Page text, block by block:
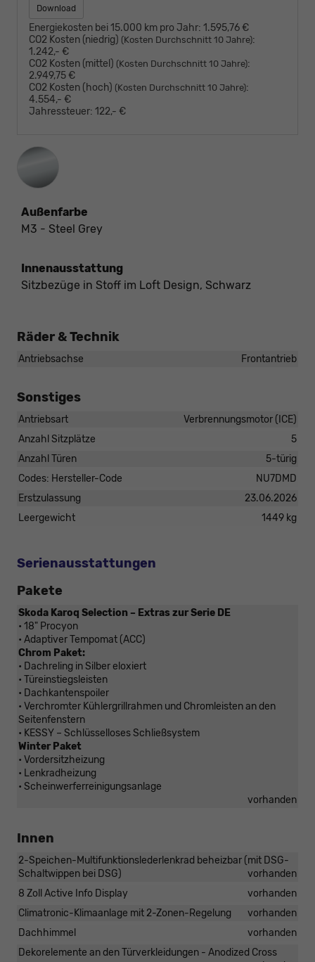
Download
Energiekosten bei 15.000 km pro Jahr: 1.595,76 €
CO2 Kosten (niedrig) (Kosten Durchschnitt 10 Jahre):
1.242,- €
CO2 Kosten (mittel) (Kosten Durchschnitt 10 Jahre):
2.949,75 €
CO2 Kosten (hoch) (Kosten Durchschnitt 10 Jahre):
4.554,- €
Jahressteuer: 122,- €
Außenfarbe
M3 - Steel Grey
Innenausstattung
Sitzbezüge in Stoff im Loft Design, Schwarz
Räder & Technik
Antriebsachse Frontantrieb
Sonstiges
Antriebsart
Verbrennungsmotor (ICE)
Anzahl Sitzplätze
5
Anzahl Türen
5-türig
Codes: Hersteller-Code
NU7DMD
Erstzulassung
23.06.2026
Leergewicht
1449 kg
Serienausstattungen
Pakete
Skoda Karoq Selection – Extras zur Serie DE
• 18" Procyon
• Adaptiver Tempomat (ACC)
Chrom Paket:
• Dachreling in Silber eloxiert
• Türeinstiegsleisten
• Dachkantenspoiler
• Verchromter Kühlergrillrahmen und Chromleisten an den
Seitenfenstern
• KESSY – Schlüsselloses Schließsystem
Winter Paket
• Vordersitzheizung
• Lenkradheizung
• Scheinwerferreinigungsanlage
vorhanden
Innen
2-Speichen-Multifunktionslederlenkrad beheizbar (mit DSG-
Schaltwippen bei DSG)
vorhanden
8 Zoll Active Info Display
vorhanden
Climatronic-Klimaanlage mit 2-Zonen-Regelung
vorhanden
Dachhimmel
vorhanden
Dekorelemente an den Türverkleidungen - Anodized Cross